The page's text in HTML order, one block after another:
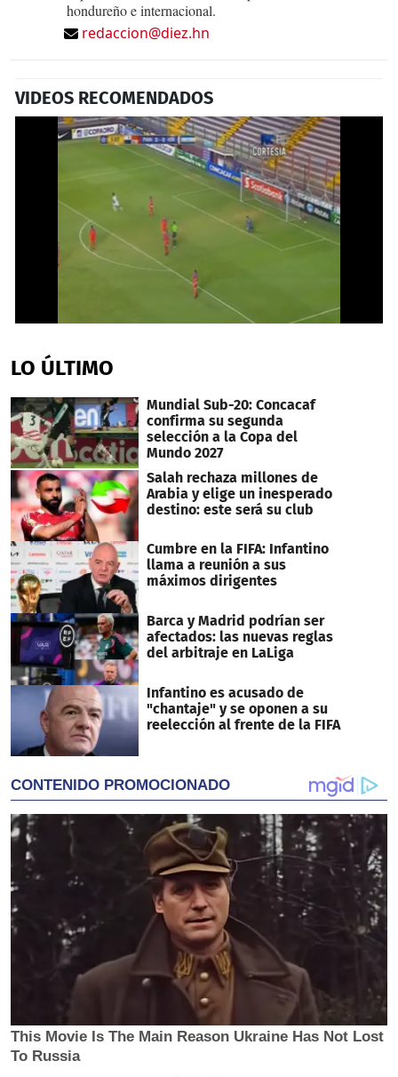
hondureño e internacional.
redaccion@diez.hn
VIDEOS RECOMENDADOS
of
1
14
seconds
LO ÚLTIMO
Mundial Sub-20: Concacaf
confirma su segunda
selección a la Copa del
Mundo 2027
Salah rechaza millones de
Arabia y elige un inesperado
destino: este será su club
Cumbre en la FIFA: Infantino
llama a reunión a sus
máximos dirigentes
Barca y Madrid podrían ser
afectados: las nuevas reglas
del arbitraje en LaLiga
Infantino es acusado de
"chantaje" y se oponen a su
reelección al frente de la FIFA